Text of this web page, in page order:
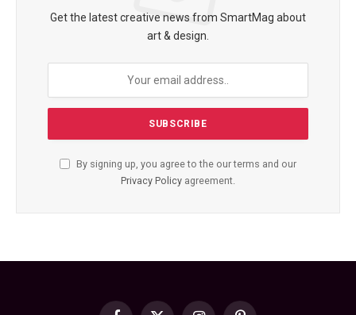
Get the latest creative news from SmartMag about
art & design.
By signing up, you agree to the our terms and our
Privacy Policy agreement.